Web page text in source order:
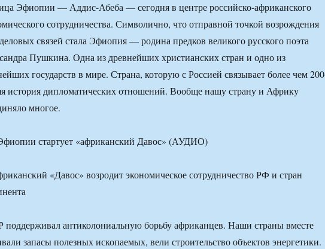
Эфиопии — Аддис-Абеба — сегодня в центре российско-африканского
сотрудничества. Символично, что отправной точкой возрождения
связей стала Эфиопия — родина предков великого русского поэта
Пушкина. Одна из древнейших христианских стран и одно из
государств в мире. Страна, которую с Россией связывает более чем
история дипломатических отношений. Вообще нашу страну и Африку
многое.
«Давос» возродит экономическое сотрудничество РФ и стран
антиколониальную борьбу африканцев. Наши страны вместе
запасы полезных ископаемых, вели строительство объектов энергетики.